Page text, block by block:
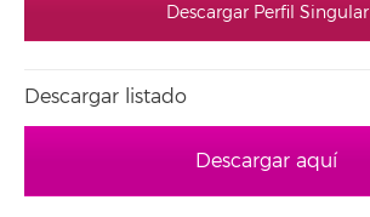
Descargar Perfil Singular
Descargar listado
Descargar aquí